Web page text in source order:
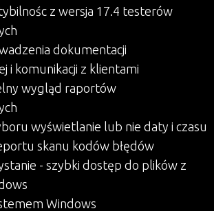
z wersja 17.4 testerów
dokumentacji
i komunikacji z klientami
wygląd raportów
wyświetlanie lub nie daty i czasu
skanu kodów błędów
- szybki dostęp do plików z
Windows